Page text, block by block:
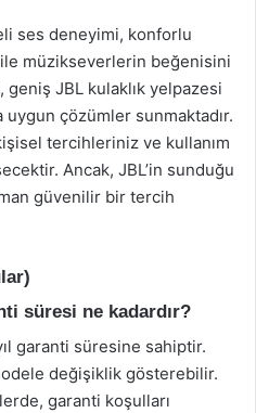
ses deneyimi, konforlu
müzikseverlerin beğenisini
geniş JBL kulaklık yelpazesi
uygun çözümler sunmaktadır.
tercihleriniz ve kullanım
Ancak, JBL’in sunduğu
güvenilir bir tercih
süresi ne kadardır?
garanti süresine sahiptir.
değişiklik gösterebilir.
garanti koşulları